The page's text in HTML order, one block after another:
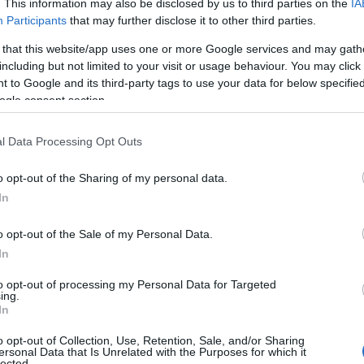
This information may also be disclosed by us to third parties on the
Participants that may further disclose it to other third parties.
that this website/app uses one or more Google services and may
but not limited to your visit or usage behaviour. You may
to Google and its third-party tags to use your data for below
consent section.
Data Processing Opt Outs
opt-out of the Sharing of my personal data.
opt-out of the Sale of my Personal Data.
opt-out of processing my Personal Data for Targeted
opt-out of Collection, Use, Retention, Sale, and/or Sharing
Data that Is Unrelated with the Purposes for which it
vonatkozik, az orosz területek elleni mélységi
változatlanul érvényes.
kijelentette: az ellenkező értelmű
sem adott "száz százalékos hozzájárulást"
brit fegyvereket.
szerint "a Fehér Ház köntörfalazása
sem érkezik elégséges mennyiségű amerikai
hogy újabb ukrán dandárokat lehessen
előrenyomuló orosz alakulatok